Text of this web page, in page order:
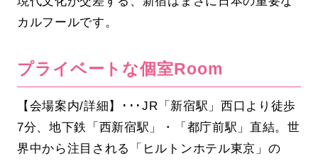
カルフールです。
プライベートな個室Room
【会場案内/詳細】･･･JR「新宿駅」西口より徒歩
7分、地下鉄「西新宿駅」・「都庁前駅」直結。世
界中から注目される「ヒルトンホテル東京」の